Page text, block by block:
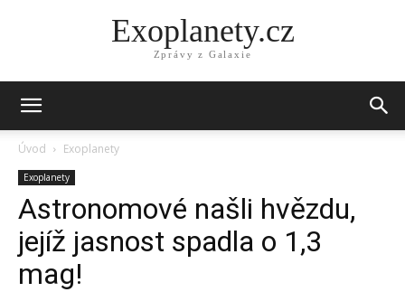
Exoplanety.cz
Zprávy z Galaxie
Úvod Exoplanety
Exoplanety
Astronomové našli hvězdu,
jejíž jasnost spadla o 1,3
mag!